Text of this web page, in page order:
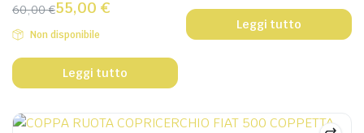
60,00€55,00 €
Non disponibile
Leggi tutto
Leggi tutto